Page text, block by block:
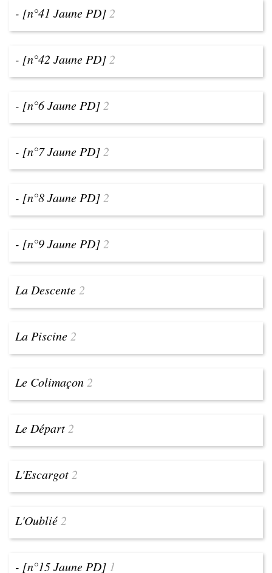
- [n°41 Jaune PD] 2
- [n°42 Jaune PD] 2
- [n°6 Jaune PD] 2
- [n°7 Jaune PD] 2
- [n°8 Jaune PD] 2
- [n°9 Jaune PD] 2
La Descente 2
La Piscine 2
Le Colimaçon 2
Le Départ 2
L'Escargot 2
L'Oublié 2
- [n°15 Jaune PD] 1